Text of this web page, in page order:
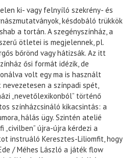
ki- vagy felnyíló szekrény- és
késdobáló trükkök
a tortán. A szegényszínház, a
ötletei is megjelennek, pl.
bőrönd vagy hátizsák. Az itt
ősi formát idézik, de
volt egy ma is használt
nevezetesen a színpadi spét,
„nevetőlexikonból” történő
színházcsináló kikacsintás: a
hálás ügy. Szintén atelié
„civilben” újra-újra kérdezi a
instruáló Keresztes-Liliomfit, hogy
/ Méhes László a játék flow